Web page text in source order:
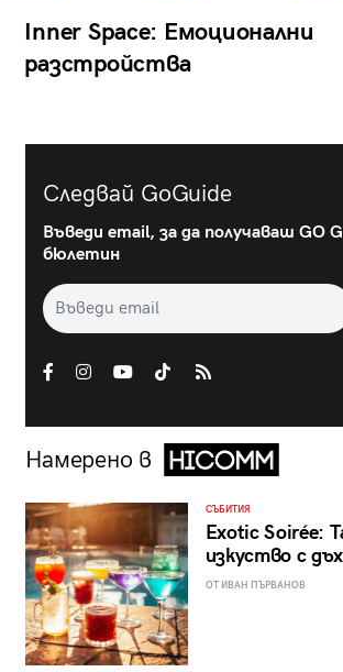
Inner Space: Емоционални
разстройства
Следвай GoGuide
Въведи email, за да получаваш GO
бюлетин
Намерено в
СЪБИТИЯ
Exotic Soirée:
изкуство с
ОТ ИВАН ПЪРВАНОВ